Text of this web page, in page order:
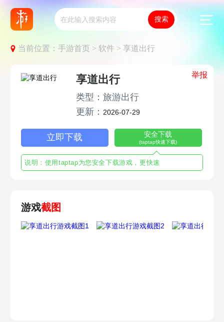
当前位置：手游首页 >软件 >享道出行
举报
享道出行
类型：旅游出行
更新：2026-07-29
立即下载 安全下载
(taptap快速下载)
说明：使用taptap为您安全下载游戏，更快速
游戏截图